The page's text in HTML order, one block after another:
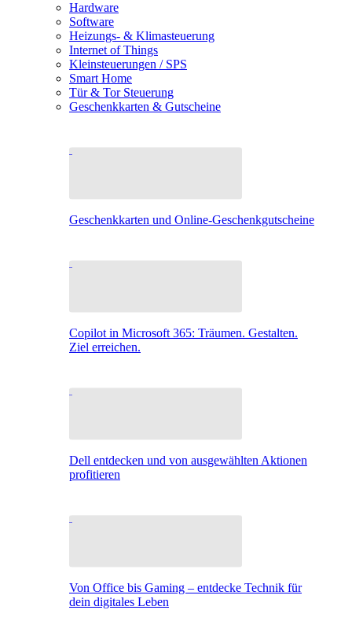
Hardware
Software
Heizungs- & Klimasteuerung
Internet of Things
Kleinsteuerungen / SPS
Smart Home
Tür & Tor Steuerung
Geschenkkarten & Gutscheine
Geschenkkarten und Online-Geschenkgutscheine
Copilot in Microsoft 365: Träumen. Gestalten.
Ziel erreichen.
Dell entdecken und von ausgewählten Aktionen
profitieren
Von Office bis Gaming – entdecke Technik für
dein digitales Leben